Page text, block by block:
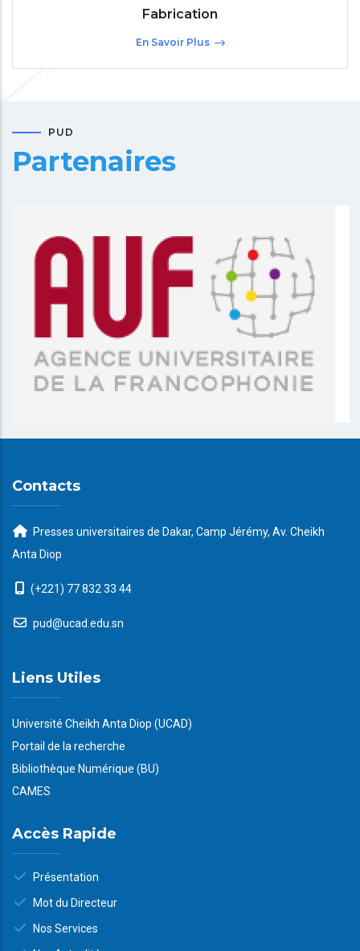
Fabrication
En Savoir Plus
PUD
Partenaires
Contacts
Presses universitaires de Dakar, Camp Jérémy, Av. Cheikh
Anta Diop
(+221) 77 832 33 44
pud@ucad.edu.sn
Liens Utiles
Université Cheikh Anta Diop (UCAD)
Portail de la recherche
Bibliothèque Numérique (BU)
CAMES
Accès Rapide
Présentation
Mot du Directeur
Nos Services